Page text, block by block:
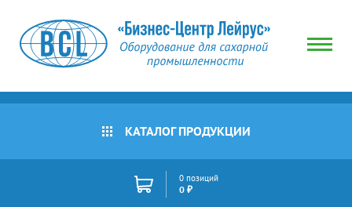
КАТАЛОГ ПРОДУКЦИИ
0 позиций
0 ₽